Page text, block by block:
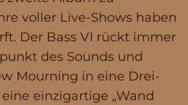
voller Live-Shows haben
Der Bass VI rückt immer
des Sounds und
Mourning in eine Drei-
einzigartige „Wand